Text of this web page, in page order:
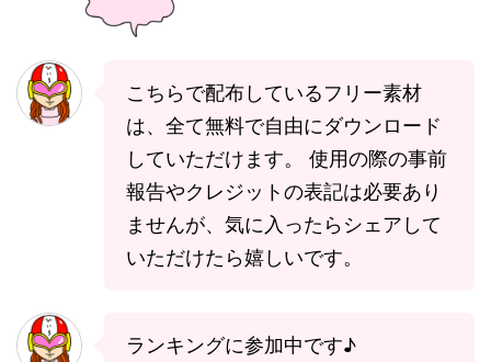
こちらで配布しているフリー素材
は、全て無料で自由にダウンロード
していただけます。 使用の際の事前
報告やクレジットの表記は必要あり
ませんが、気に入ったらシェアして
いただけたら嬉しいです。
ランキングに参加中です♪